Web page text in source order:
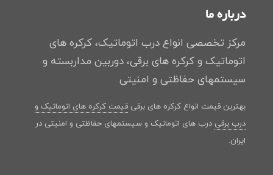
درباره ما
مرکز تخصصی انواع درب اتوماتیک، کرکره های
اتوماتیک و کرکره های برقی، دوربین مداربسته و
سیستمهای حفاظتی و امنیتی
بهترین قیمت انواع کرکره های برقی قیمت کرکره های اتوماتیک و
درب برقی درب های اتوماتیک و سیستمهای حفاظتی و امنیتی در
ایران.